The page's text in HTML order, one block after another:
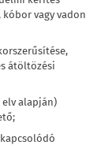
vagy vadon
átöltözési
alapján)